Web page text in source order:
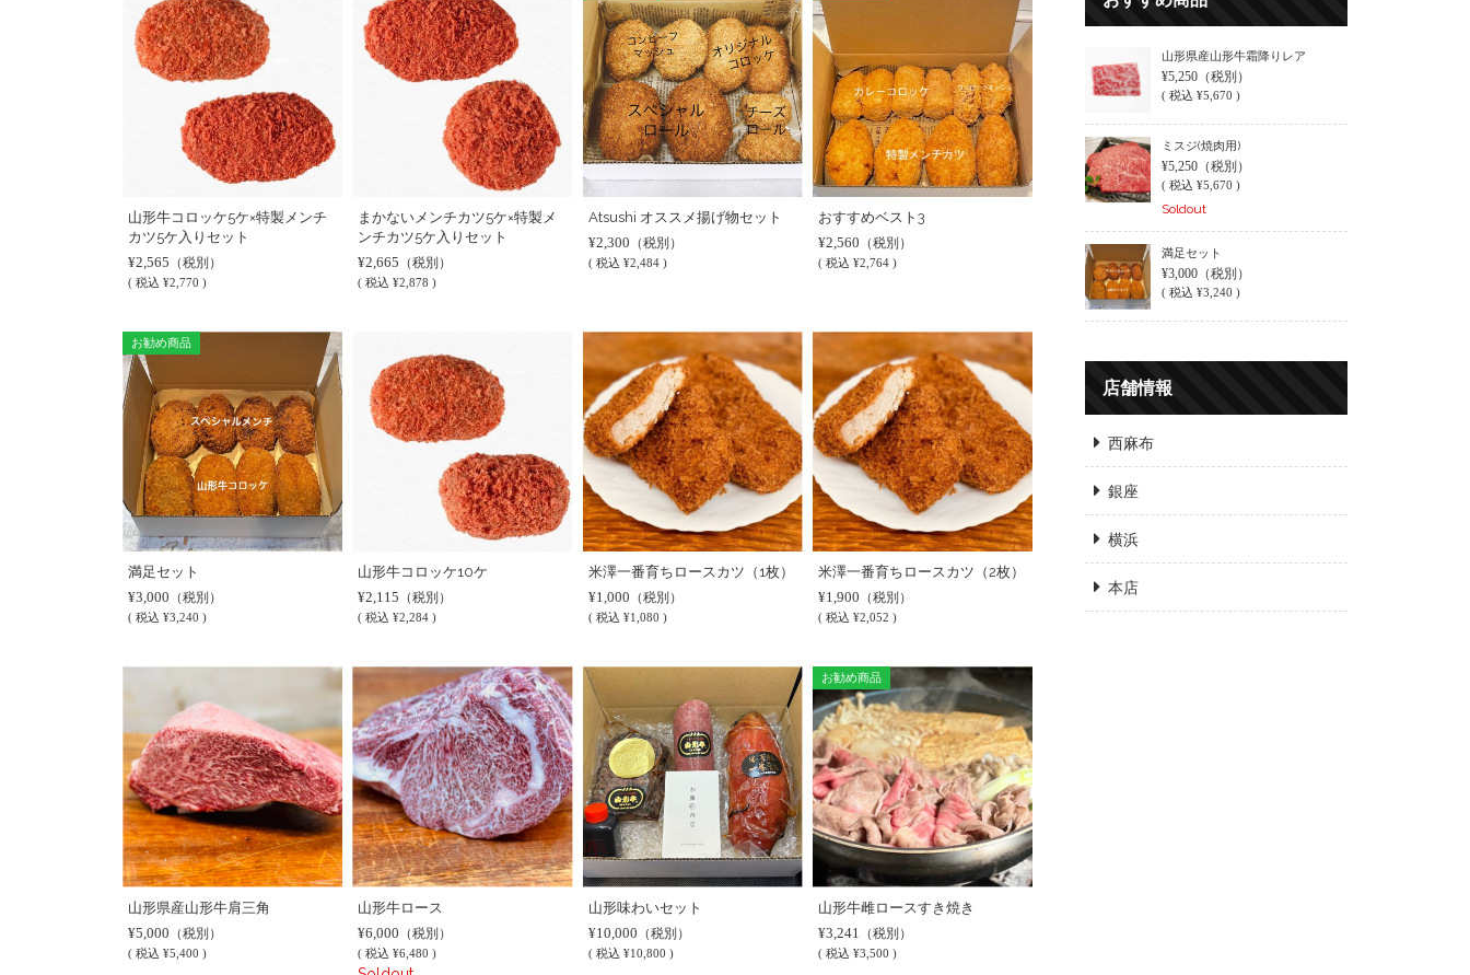
山形牛コロッケ5ケ×特製メンチ
カツ5ケ入りセット
¥2,565 （税別）
( 税込 ¥2,770 )
まかないメンチカツ5ケ×特製メ
ンチカツ5ケ入りセット
¥2,665 （税別）
(税込 ¥2,878 )
Atsushi オススメ揚げ物セット
¥2,300 （税別）
( 税込 ¥2,484 )
おすすめベスト3
¥2,560 （税別）
( 税込 ¥2,764 )
お勧め商品
満足セット
¥3,000 （税別）
( 税込 ¥3,240 )
山形牛コロッケ10ケ
¥2,115 （税別）
(税込 ¥2,284 )
米澤一番育ちロースカツ（1枚）
¥1,000 （税別）
( 税込 ¥1,080 )
米澤一番育ちロースカツ（2枚）
¥1,900 （税別）
( 税込 ¥2,052 )
山形県産山形牛肩三角
¥5,000 （税別）
( 税込 ¥5,400 )
山形牛ロース
¥6,000 （税別）
(税込 ¥6,480 )
山形味わいセット
¥10,000 （税別）
( 税込 ¥10,800 )
お勧め商品
山形牛雌ロースすき焼き
¥3,241
（税別）
( 税込 ¥3,500 )
山形県産山形牛霜降りレア
¥5,250 （税別）
( 税込 ¥5,670 )
ミスジ(焼肉用)
¥5,250 （税別）
( 税込 ¥5,670 )
Soldout
満足セット
¥3,000 （税別）
( 税込 ¥3,240 )
店舗情報
西麻布
銀座
横浜
本店